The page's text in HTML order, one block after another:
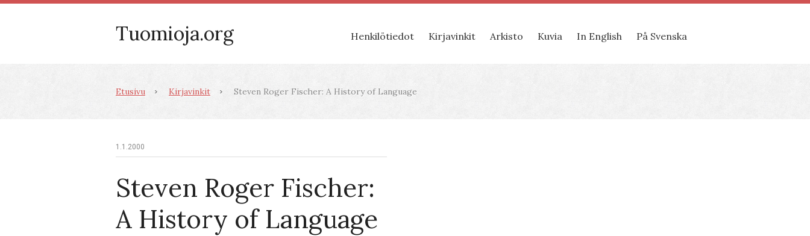
Tuomioja.org Henkilötiedot Kirjavinkit Arkisto Kuvia In English På Svenska
Etusivu Kirjavinkit Steven Roger Fischer: A History of Language
1.1.2000
Steven Roger Fischer:
A History of Language